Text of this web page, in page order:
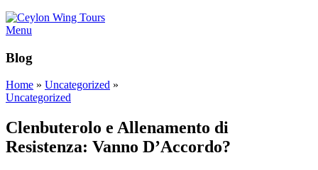
Menu
Blog
Home » Uncategorized »
Uncategorized
Clenbuterolo e Allenamento di
Resistenza: Vanno D’Accordo?